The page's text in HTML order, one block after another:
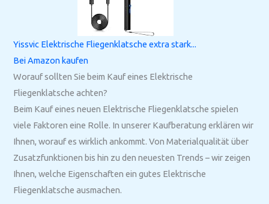
Yissvic Elektrische Fliegenklatsche extra stark...
Bei Amazon kaufen
Worauf sollten Sie beim Kauf eines Elektrische
Fliegenklatsche achten?
Beim Kauf eines neuen Elektrische Fliegenklatsche spielen
viele Faktoren eine Rolle. In unserer Kaufberatung erklären wir
Ihnen, worauf es wirklich ankommt. Von Materialqualität über
Zusatzfunktionen bis hin zu den neuesten Trends – wir zeigen
Ihnen, welche Eigenschaften ein gutes Elektrische
Fliegenklatsche ausmachen.